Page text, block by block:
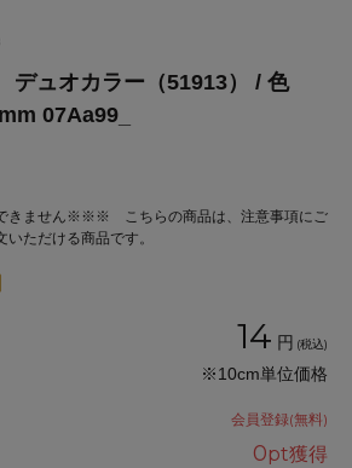
デュオカラー（51913） / 色
07Aa99_
きません※※※ こちらの商品は、注意事項にご
ただける商品です。
14 円 (税込)
※10cm単位価格
会員登録(無料)
0pt獲得